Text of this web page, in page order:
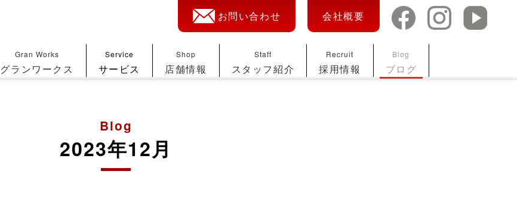
お問い合わせ 会社概要
Gran Works
グランワークス
Service
サービス
Shop
店舗情報
Staff
スタッフ紹介
Recruit
採用情報
Blog
ブログ
Blog
2023年12月